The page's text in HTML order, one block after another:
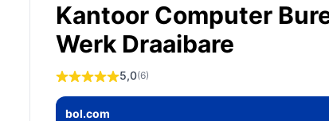
Kantoor Computer
Werk Draaibare
5,0(6)
bol.com